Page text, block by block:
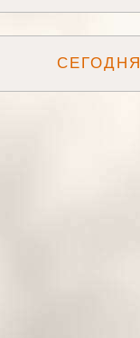
СЕГОДНЯ